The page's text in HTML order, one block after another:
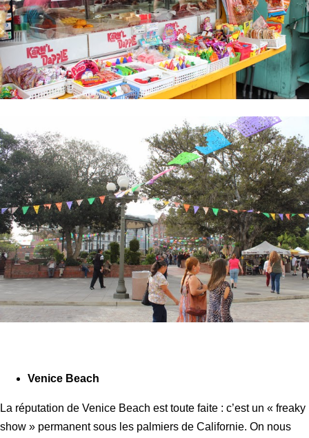
Venice Beach
La réputation de Venice Beach est toute faite : c’est un « freaky
show » permanent sous les palmiers de Californie. On nous